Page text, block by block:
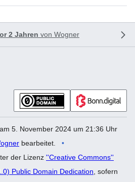
2 Jahren von Wogner
5. November 2024 um 21:36 Uhr
bearbeitet.
der Lizenz ''Creative Commons''
Public Domain Dedication , sofern